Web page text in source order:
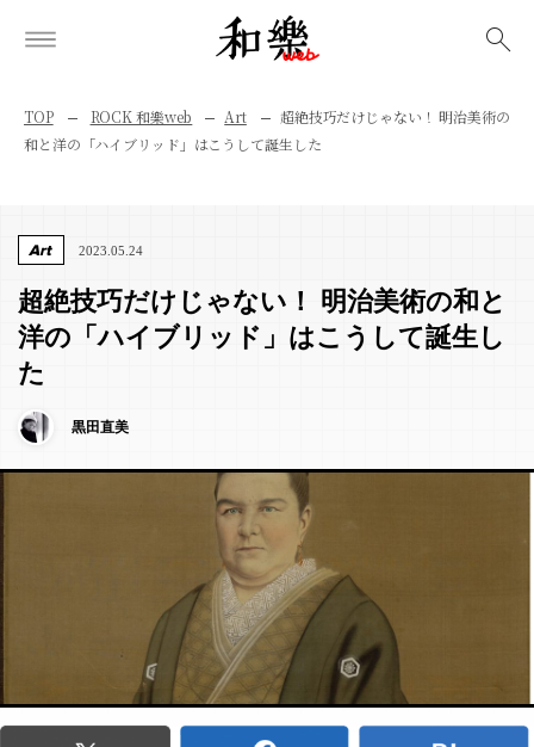
TOP ROCK 和樂web Art
超絶技巧だけじゃない！ 明治美術の
和と洋の「ハイブリッド」はこうして誕生した
Art 2023.05.24
超絶技巧だけじゃない！ 明治美術の和と
洋の「ハイブリッド」はこうして誕生し
た
黒田直美